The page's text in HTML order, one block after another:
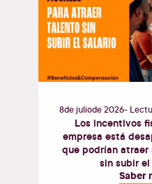
8dejuliode2026-
Los incentivos
empresa está
que podrían
sin subir
Saber